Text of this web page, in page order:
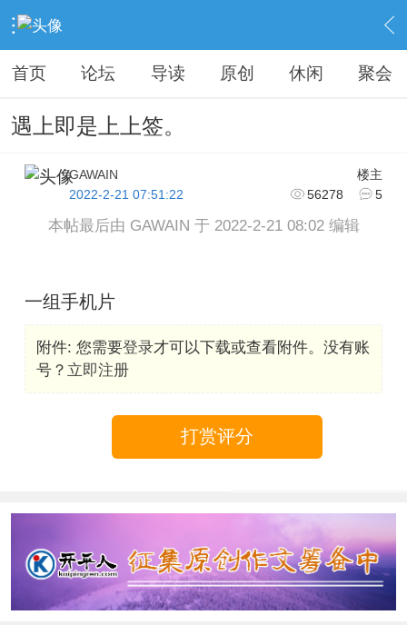
› KAIPINGREN › 摄影之家 › 内容
首页 论坛 导读 原创 休闲 聚会
遇上即是上上签。
楼主
GAWAIN
56278
5
2022-2-21 07:51:22
本帖最后由 GAWAIN 于 2022-2-21 08:02 编辑
一组手机片
附件: 您需要登录才可以下载或查看附件。没有账
号？ 立即注册
打赏评分